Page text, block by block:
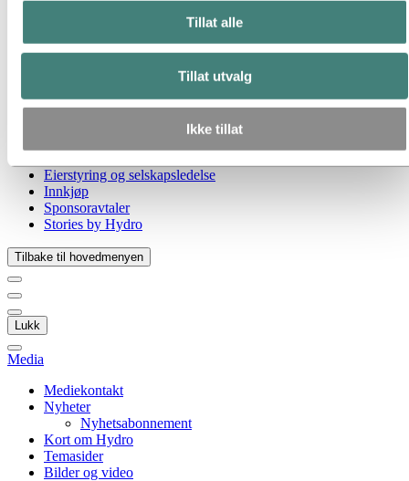
Tillat alle
Tillat utvalg
Ikke tillat
Hydro i Norge
Industrier som betyr noe
Vår strategi
Hydro-lokasjoner i Norge
Eierstyring og selskapsledelse
Innkjøp
Sponsoravtaler
Stories by Hydro
Tilbake til hovedmenyen
Lukk
Media
Mediekontakt
Nyheter
Nyhetsabonnement
Kort om Hydro
Temasider
Bilder og video